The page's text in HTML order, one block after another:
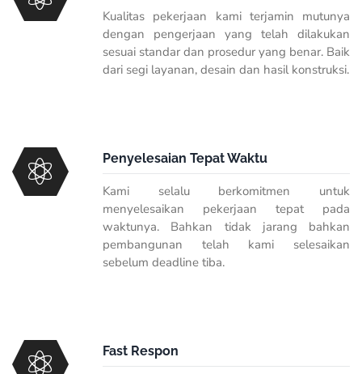
Kualitas pekerjaan kami terjamin mutunya
dengan pengerjaan yang telah dilakukan
sesuai standar dan prosedur yang benar. Baik
dari segi layanan, desain dan hasil konstruksi.
Penyelesaian Tepat Waktu
Kami selalu berkomitmen untuk
menyelesaikan pekerjaan tepat pada
waktunya. Bahkan tidak jarang bahkan
pembangunan telah kami selesaikan
sebelum deadline tiba.
Fast Respon